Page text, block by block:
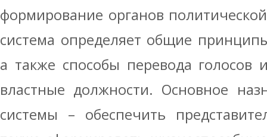
формирование органов
система определяет общие
а также способы перевода голосов
властные должности. Основное
системы – обеспечить